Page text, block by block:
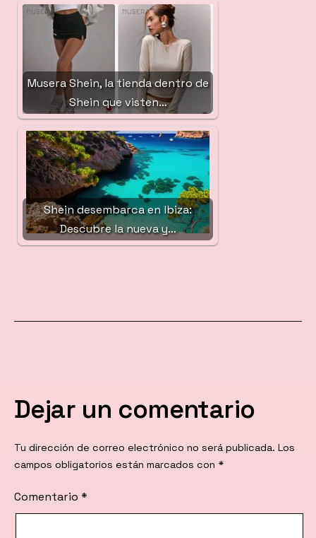
Musera Shein, la tienda dentro de
Shein que visten…
Shein desembarca en Ibiza:
Descubre la nueva y…
Dejar un comentario
Tu dirección de correo electrónico no será publicada. Los
campos obligatorios están marcados con *
Comentario *